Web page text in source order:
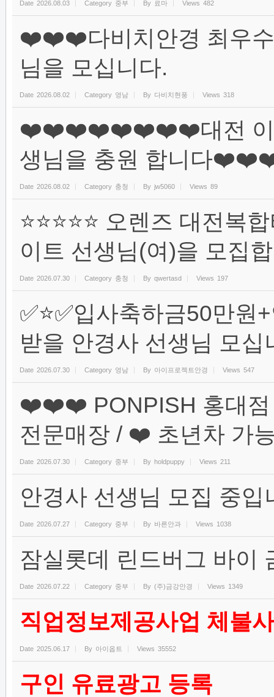
Date 2026.08.03 Category 중부 By 료마 Views 482
❤️❤️❤️다비치안경 최우
님을 모십니다.
Date 2026.08.02 Category 영남 By 다비치현풍 Views 318
❤️❤️❤️❤️❤️❤️❤️❤️대전 이안
생님을 충원 합니
Date 2026.08.02 Category 충청 By jw5060 Views 89
⭐⭐⭐⭐⭐ 오렌즈 대전
이트 선생님(여)을 모집합
Date 2026.07.30 Category 충청 By qwertasd Views 197
✅⭐️✅입사축하금50만
받을 안경사 선생님 모십
Date 2026.07.30 Category 영남 By 아이프로젝트안경 Views 547
❤️❤️❤️ PONPISH 홍대점
전문매장 / ❤️ 초년차
Date 2026.07.30 Category 중부 By holdpuppy Views 211
안경사 선생님 모집 중입
Date 2026.07.27 Category 중부 By 바른안과 Views 1038
잠실롯데 린드버그 바이
Date 2026.07.22 Category 중부 By (주)금강안경 Views 1349
직업정보제공사업 체불
Date 2025.06.17 By 아이옵트 Views 35552
구인 유료광고 등록